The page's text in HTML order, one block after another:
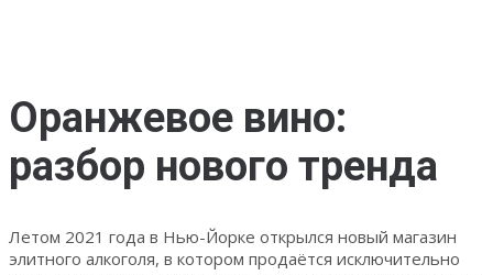
Оранжевое вино:
разбор нового тренда
Летом 2021 года в Нью-Йорке открылся новый магазин
элитного алкоголя, в котором продаётся исключительно